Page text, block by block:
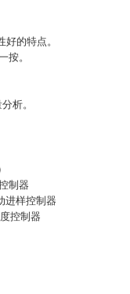
的特点。
按。
析。
制器
样控制器
控制器